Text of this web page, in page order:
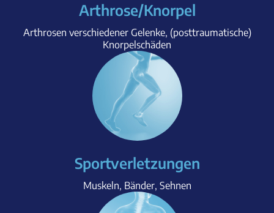
Arthrose/Knorpel
Arthrosen verschiedener Gelenke, (posttraumatische)
Knorpelschäden
Sportverletzungen
Muskeln, Bänder, Sehnen